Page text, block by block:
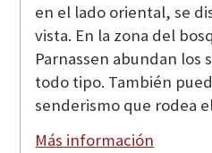
en el lado oriental, se
vista. En la zona del
Parnassen abundan los
todo tipo. También
senderismo que rodea
Más información